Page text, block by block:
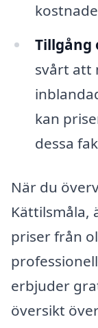
Tillgång
svårt att
kan
dessa
När du
Kättilsmåla,
priser från
erbjuder
översikt